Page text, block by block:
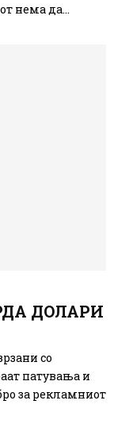
нема да...
ДОЛАРИ
со
патувања и
за рекламниот